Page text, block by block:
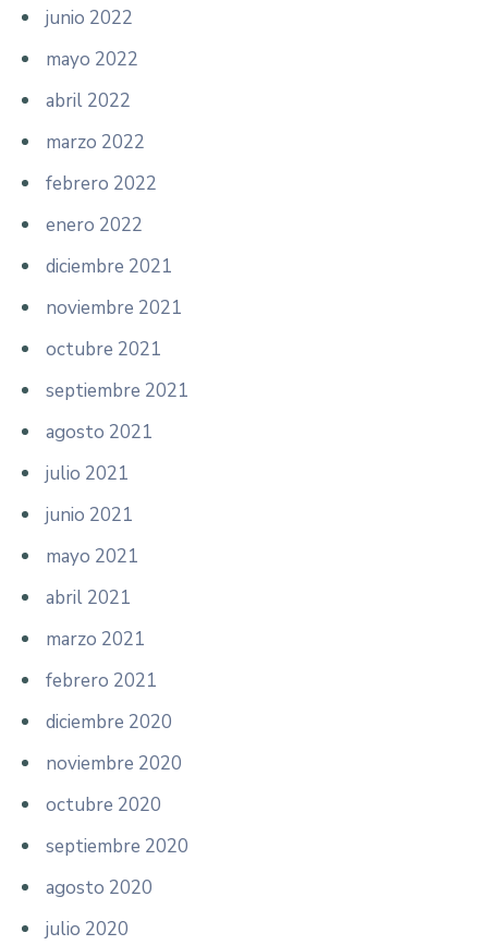
junio 2022
mayo 2022
abril 2022
marzo 2022
febrero 2022
enero 2022
diciembre 2021
noviembre 2021
octubre 2021
septiembre 2021
agosto 2021
julio 2021
junio 2021
mayo 2021
abril 2021
marzo 2021
febrero 2021
diciembre 2020
noviembre 2020
octubre 2020
septiembre 2020
agosto 2020
julio 2020